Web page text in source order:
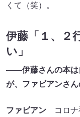
くて（笑）。
伊藤「１、２
い」
――伊藤さんの本は
が、ファビアンさん
ファビアン コロナ